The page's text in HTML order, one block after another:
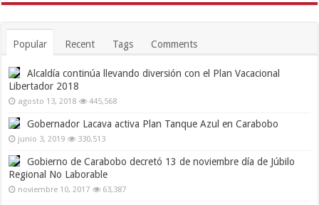
Popular Recent Tags Comments
Alcaldía continúa llevando diversión con el Plan Vacacional
Libertador 2018
agosto 13, 2018 445,568
Gobernador Lacava activa Plan Tanque Azul en Carabobo
junio 3, 2019 330,513
Gobierno de Carabobo decretó 13 de noviembre día de Júbilo
Regional No Laborable
noviembre 10, 2017 63,387